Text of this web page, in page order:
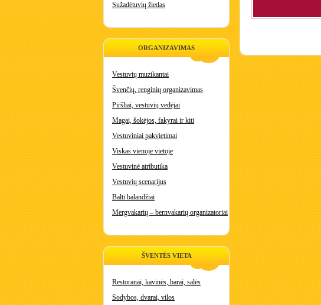
Sužadėtuvių žiedas
ORGANIZAVIMAS
Vestuvių muzikantai
Švenčių, renginių organizavimas
Piršliai, vestuvių vedėjai
Magai, šokėjos, fakyrai ir kiti
Vestuviniai pakvietimai
Viskas vienoje vietoje
Vestuvinė atributika
Vestuvių scenarijus
Balti balandžiai
Mergvakarių – bernvakarių organizatoriai
ŠVENTĖS VIETA
Restoranai, kavinės, barai, salės
Sodybos, dvarai, vilos